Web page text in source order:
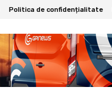
Politica de confidențialitate